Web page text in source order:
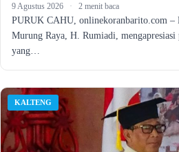
9 Agustus 2026 · 2 menit baca
PURUK CAHU, onlinekoranbarito.com –
Murung Raya, H. Rumiadi, mengapresiasi
yang…
KALTENG